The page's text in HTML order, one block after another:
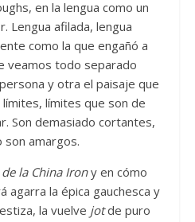
en la lengua como un
Lengua afilada, lengua
como la que engañó a
veamos todo separado
y otra el paisaje que
límites que son de
Son demasiado cortantes,
son amargos.
la China Irony en cómo
agarra la épica gauchesca y
la vuelve jotde puro